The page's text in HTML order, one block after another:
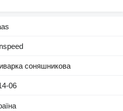
соняшникова
06